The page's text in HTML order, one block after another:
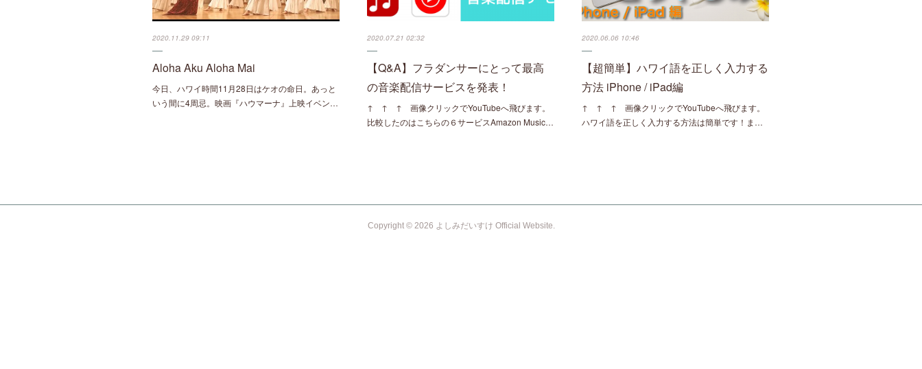
2020.11.29 09:11
Aloha Aku Aloha Mai
今日、ハワイ時間11月28日はケオの命日。あっと
いう間に4周忌。映画『ハウマーナ』上映イベン…
2020.07.21 02:32
【Q&A】フラダンサーにとって最高
の音楽配信サービスを発表！
↑ ↑ ↑ 画像クリックでYouTubeへ飛びます。
比較したのはこちらの６サービスAmazon Music…
2020.06.06 10:46
【超簡単】ハワイ語を正しく入力する
方法 iPhone / iPad編
↑ ↑ ↑ 画像クリックでYouTubeへ飛びます。
ハワイ語を正しく入力する方法は簡単です！ま…
Copyright © 2026 よしみだいすけ Official Website.